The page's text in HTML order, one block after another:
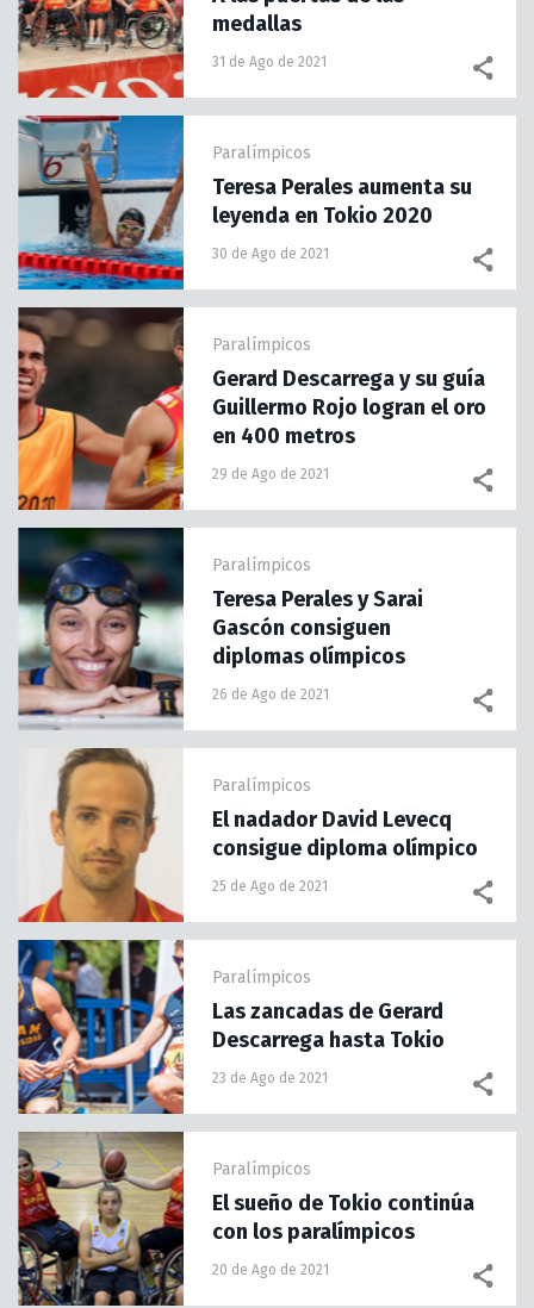
medallas
31 de Ago de 2021
Paralímpicos
Teresa Perales aumenta su
leyenda en Tokio 2020
30 de Ago de 2021
Paralímpicos
Gerard Descarrega y su guía
Guillermo Rojo logran el oro
en 400 metros
29 de Ago de 2021
Paralímpicos
Teresa Perales y Sarai
Gascón consiguen
diplomas olímpicos
26 de Ago de 2021
Paralímpicos
El nadador David Levecq
consigue diploma olímpico
25 de Ago de 2021
Paralímpicos
Las zancadas de Gerard
Descarrega hasta Tokio
23 de Ago de 2021
Paralímpicos
El sueño de Tokio continúa
con los paralímpicos
20 de Ago de 2021